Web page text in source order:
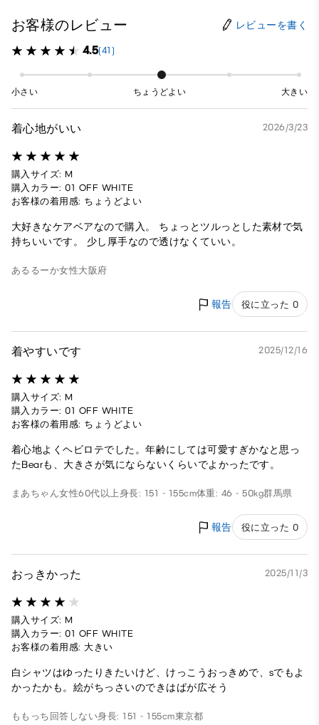
お客様のレビュー レビューを書く
4.5(41)
小さい ちょうどよい 大きい
着心地がいい 2026/3/23
購入サイズ: M
購入カラー: 01 OFF WHITE
お客様の着用感: ちょうどよい
大好きなケアベアなので購入。 ちょっとツルっとした素材で気
持ちいいです。 少し厚手なので透けなくていい。
あるるーか女性大阪府
報告 役に立った 0
着やすいです 2025/12/16
購入サイズ: M
購入カラー: 01 OFF WHITE
お客様の着用感: ちょうどよい
着心地よくヘビロテでした。年齢にしては可愛すぎかなと思っ
たBearも、大きさが気にならないくらいでよかったです。
まあちゃん女性60代以上身長: 151 - 155cm体重: 46 - 50kg群馬県
報告 役に立った 0
おっきかった 2025/11/3
購入サイズ: M
購入カラー: 01 OFF WHITE
お客様の着用感: 大きい
白シャツはゆったりきたいけど、けっこうおっきめで、sでもよ
かったかも。絵がちっさいのできはばが広そう
ももっち 回答しない身長: 151 - 155cm東京都